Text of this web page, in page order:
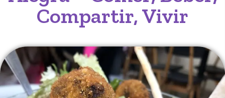
Compartir, Vivir